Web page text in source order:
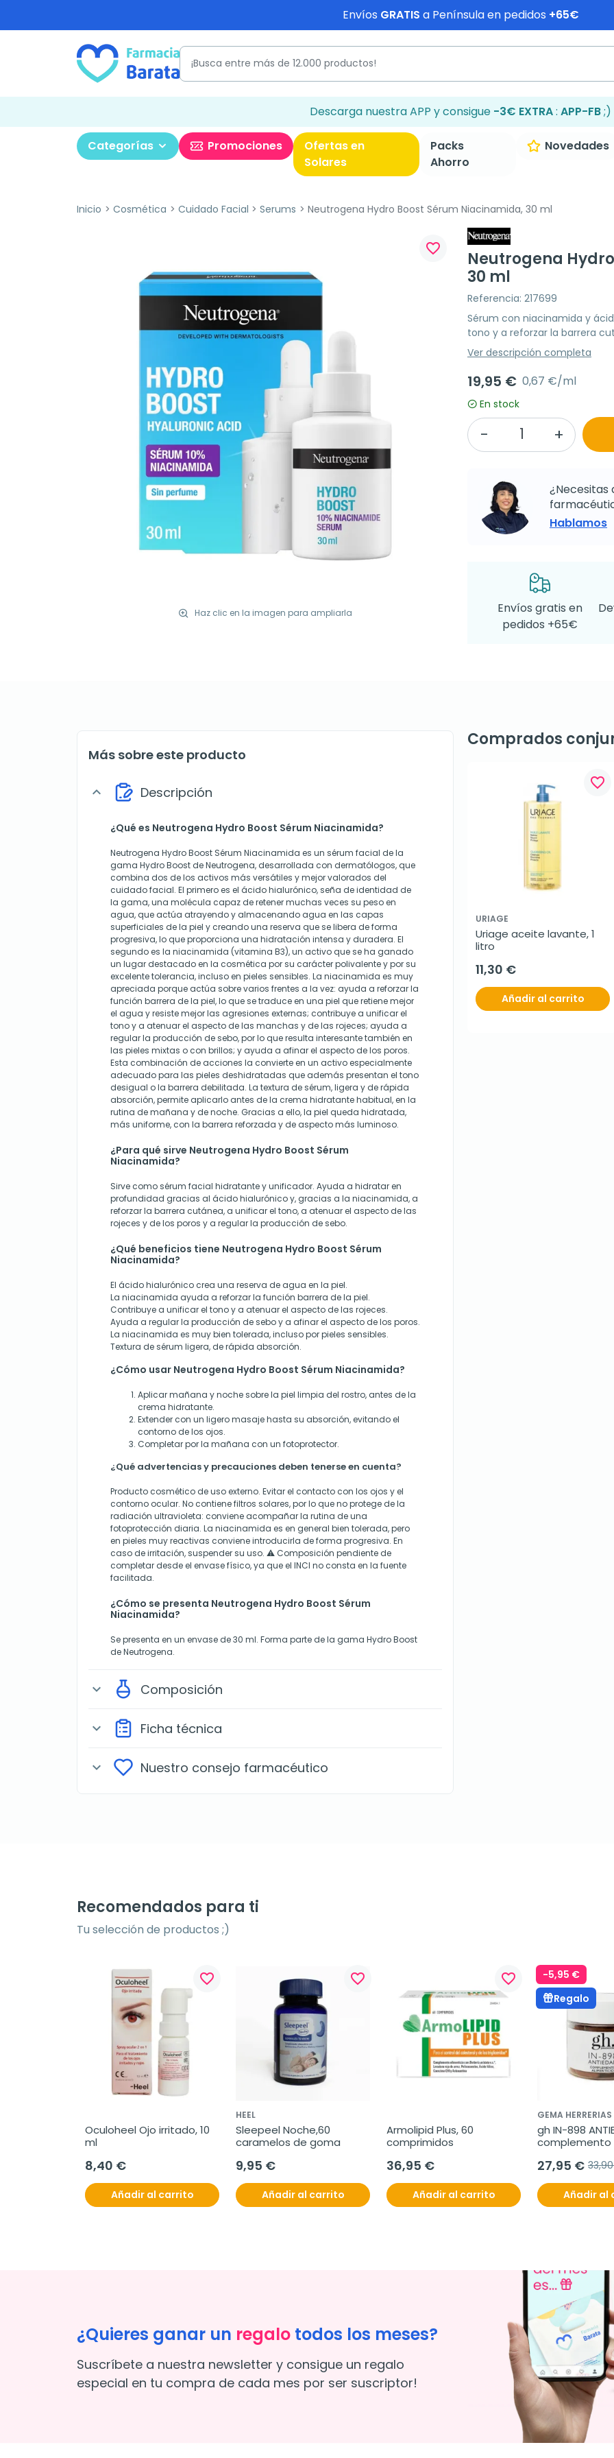
Envíos GRATIS a Península en pedidos +65€
Descarga nuestra APP y consigue -3€ EXTRA: APP-FB;)
Categorías Promociones
Ofertas en
Solares
Packs
Ahorro
Novedades
Inicio Cosmética Cuidado Facial Serums Neutrogena Hydro Boost Sérum Niacinamida, 30 ml
Haz clic en la imagen para ampliarla
favorite_border
Neutrogena
30 ml
Referencia: 217699
Sérum con niacinamida y
tono y a reforzar la barrera
Ver descripción completa
19,95 € 0,67 €/ml
En stock
¿Necesitas
Hablamos
Envíos gratis en
pedidos +65€
Más sobre este producto
expand_more Descripción
¿Qué es Neutrogena Hydro Boost Sérum Niacinamida?
Neutrogena Hydro Boost Sérum Niacinamida es un sérum facial de la
gama Hydro Boost de Neutrogena, desarrollada con dermatólogos, que
combina dos de los activos más versátiles y mejor valorados del
cuidado facial. El primero es el ácido hialurónico, seña de identidad de
la gama, una molécula capaz de retener muchas veces su peso en
agua, que actúa atrayendo y almacenando agua en las capas
superficiales de la piel y creando una reserva que se libera de forma
progresiva, lo que proporciona una hidratación intensa y duradera. El
segundo es la niacinamida (vitamina B3), un activo que se ha ganado
un lugar destacado en la cosmética por su carácter polivalente y por su
excelente tolerancia, incluso en pieles sensibles. La niacinamida es muy
apreciada porque actúa sobre varios frentes a la vez: ayuda a reforzar la
función barrera de la piel, lo que se traduce en una piel que retiene mejor
el agua y resiste mejor las agresiones externas; contribuye a unificar el
tono y a atenuar el aspecto de las manchas y de las rojeces; ayuda a
regular la producción de sebo, por lo que resulta interesante también en
las pieles mixtas o con brillos; y ayuda a afinar el aspecto de los poros.
Esta combinación de acciones la convierte en un activo especialmente
adecuado para las pieles deshidratadas que además presentan el tono
desigual o la barrera debilitada. La textura de sérum, ligera y de rápida
absorción, permite aplicarlo antes de la crema hidratante habitual, en la
rutina de mañana y de noche. Gracias a ello, la piel queda hidratada,
más uniforme, con la barrera reforzada y de aspecto más luminoso.
¿Para qué sirve Neutrogena Hydro Boost Sérum
Niacinamida?
Sirve como sérum facial hidratante y unificador. Ayuda a hidratar en
profundidad gracias al ácido hialurónico y, gracias a la niacinamida, a
reforzar la barrera cutánea, a unificar el tono, a atenuar el aspecto de las
rojeces y de los poros y a regular la producción de sebo.
¿Qué beneficios tiene Neutrogena Hydro Boost Sérum
Niacinamida?
El ácido hialurónico crea una reserva de agua en la piel.
La niacinamida ayuda a reforzar la función barrera de la piel.
Contribuye a unificar el tono y a atenuar el aspecto de las rojeces.
Ayuda a regular la producción de sebo y a afinar el aspecto de los poros.
La niacinamida es muy bien tolerada, incluso por pieles sensibles.
Textura de sérum ligera, de rápida absorción.
¿Cómo usar Neutrogena Hydro Boost Sérum Niacinamida?
Aplicar mañana y noche sobre la piel limpia del rostro, antes de la
crema hidratante.
Extender con un ligero masaje hasta su absorción, evitando el
contorno de los ojos.
Completar por la mañana con un fotoprotector.
¿Qué advertencias y precauciones deben tenerse en cuenta?
Producto cosmético de uso externo. Evitar el contacto con los ojos y el
contorno ocular. No contiene filtros solares, por lo que no protege de la
radiación ultravioleta: conviene acompañar la rutina de una
fotoprotección diaria. La niacinamida es en general bien tolerada, pero
en pieles muy reactivas conviene introducirla de forma progresiva. En
caso de irritación, suspender su uso. ⚠️ Composición pendiente de
completar desde el envase físico, ya que el INCI no consta en la fuente
facilitada.
¿Cómo se presenta Neutrogena Hydro Boost Sérum
Niacinamida?
Se presenta en un envase de 30 ml. Forma parte de la gama Hydro Boost
de Neutrogena.
expand_more Composición
expand_more Ficha técnica
expand_more Nuestro consejo farmacéutico
Comprados
favorite_border
URIAGE
Uriage aceite lavante, 1
litro
11,30 €
Añadir al carrito
Recomendados para ti
Tu selección de productos ;)
favorite_border
Oculoheel Ojo irritado, 10
ml
8,40 €
Añadir al carrito
favorite_border
HEEL
Sleepeel Noche,60
caramelos de goma
9,95 €
Añadir al carrito
favorite_border
Armolipid Plus, 60
comprimidos
36,95 €
Añadir al carrito
-5,95 €
Regalo
GEMA HERRERIAS
gh IN-898
complemento
27,95 €
Añadir al
¿Quieres ganar un regalo todos los meses?
Suscríbete a nuestra newsletter y consigue un regalo
especial en tu compra de cada mes por ser suscriptor!